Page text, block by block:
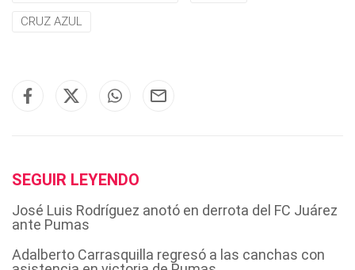
CRUZ AZUL
SEGUIR LEYENDO
José Luis Rodríguez anotó en derrota del FC Juárez
ante Pumas
Adalberto Carrasquilla regresó a las canchas con